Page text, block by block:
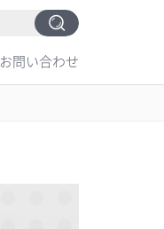
お問い合わせ